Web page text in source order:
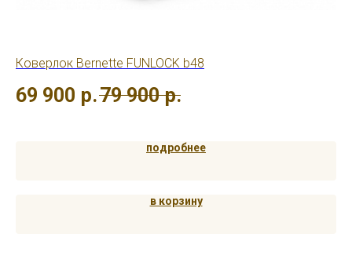
Коверлок Bernette FUNLOCK b48
69 900 р.79 900 р.
подробнее
в корзину